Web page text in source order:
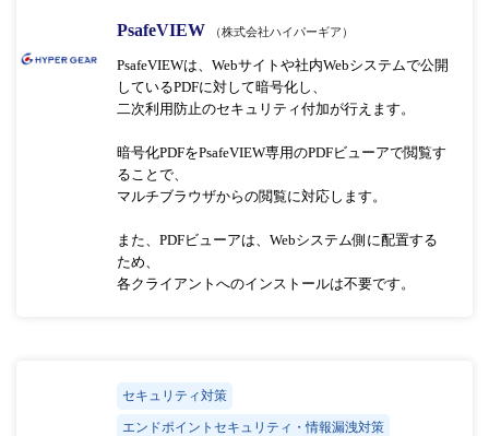
PsafeVIEW （株式会社ハイパーギア）
PsafeVIEWは、Webサイトや社内Webシステムで公開
しているPDFに対して暗号化し、
二次利用防止のセキュリティ付加が行えます。
暗号化PDFをPsafeVIEW専用のPDFビューアで閲覧す
ることで、
マルチブラウザからの閲覧に対応します。
また、PDFビューアは、Webシステム側に配置する
ため、
各クライアントへのインストールは不要です。
セキュリティ対策
エンドポイントセキュリティ・情報漏洩対策